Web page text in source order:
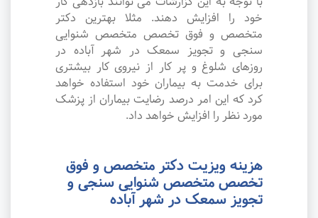
خود را افزایش دهند. مثلا بهترین دکتر
متخصص و فوق تخصص متخصص شنوایی
سنجی و تجویز سمعک در شهر آباده در
روزهای شلوغ و پر کار از نیروی کار بیشتری
برای خدمت به بیماران خود استفاده خواهد
کرد که این امر درصد رضایت بیماران از پزشک
مورد نظر را افزایش خواهد داد.
هزینه ویزیت دکتر متخصص و فوق
تخصص متخصص شنوایی سنجی و
تجویز سمعک در شهر آباده